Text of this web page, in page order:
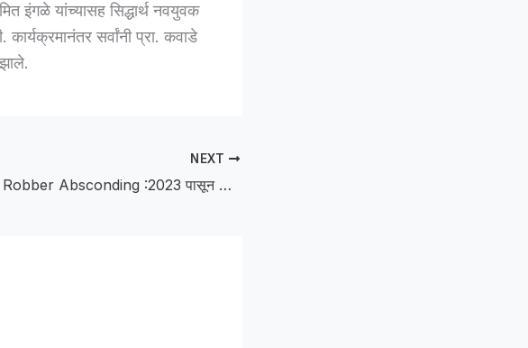
यांच्यासह सिद्धार्थ नवयुवक
सर्वांनी प्रा. कवाडे
NEXT
Robber Absconding :2023 पासून फरार दरोडेखोर अटकेत; स्थानिक गुन्हे शाखेची मोठी कामगिरी